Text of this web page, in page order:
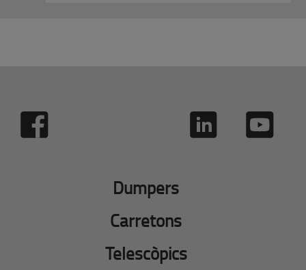
Dumpers
Carretons
Telescòpics